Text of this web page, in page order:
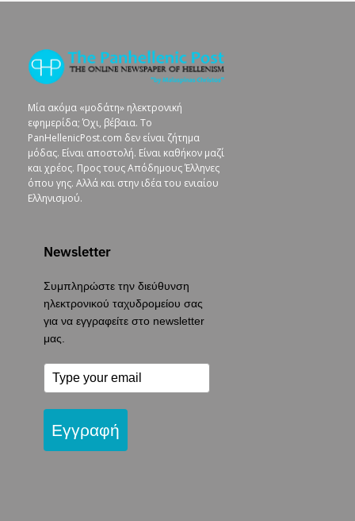
Μία ακόμα «μοδάτη» ηλεκτρονική
εφημερίδα; Όχι, βέβαια. To
PanHellenicPost.com δεν είναι ζήτημα
μόδας. Είναι αποστολή. Είναι καθήκον μαζί
και χρέος. Προς τους Απόδημους Έλληνες
όπου γης. Αλλά και στην ιδέα του ενιαίου
Ελληνισμού.
Newsletter
Συμπληρώστε την διεύθυνση
ηλεκτρονικού ταχυδρομείου σας
για να εγγραφείτε στο newsletter
μας.
Εγγραφή